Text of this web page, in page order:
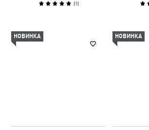
(1)
НОВИНКА НОВИНКА